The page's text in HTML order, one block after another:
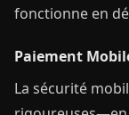
fonctionne en
Paiement
La sécurité